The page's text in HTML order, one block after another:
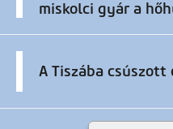
miskolci gyár a
A Tiszába